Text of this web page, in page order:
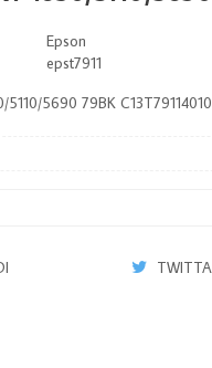
Epson
epst7911
5110/5690 79BK C13T79114010
TWITTA